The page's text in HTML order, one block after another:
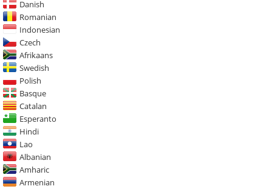
Danish
Romanian
Indonesian
Czech
Afrikaans
Swedish
Polish
Basque
Catalan
Esperanto
Hindi
Lao
Albanian
Amharic
Armenian